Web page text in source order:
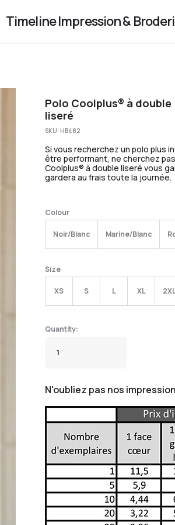
Timeline Impression &
Polo Coolplus® à double
liseré
SKU: HB482
Si vous recherchez un polo plus
être performant, ne cherchez
Coolplus® à double liseré vous
gardera au frais toute la journée.
Colour
Noir/Blanc Marine/Blanc
Size
XS S L XL
N'oubliez pas nos